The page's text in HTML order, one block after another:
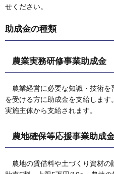
せください。
助成金の種類
農業実務研修事業助成金
農業経営に必要な知識・技術
を受ける方に助成金を支給しま
実施主体から支給されます。
農地確保等応援事業助成
農地の賃借料や土づくり資材